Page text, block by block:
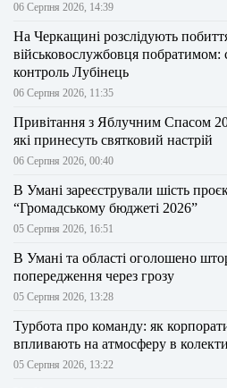
06 Серпня 2026, 14:39
На Черкащині розслідують
військовослужбовця побратимом:
контроль Лубінець
06 Серпня 2026, 11:35
Привітання з Яблучним Спасом
які принесуть святковий настрій
06 Серпня 2026, 00:40
В Умані зареєстрували шість
“Громадському бюджеті 2026”
05 Серпня 2026, 16:51
В Умані та області оголошено
попередження через грозу
05 Серпня 2026, 13:28
Турбота про команду: як
впливають на атмосферу в
05 Серпня 2026, 13:22